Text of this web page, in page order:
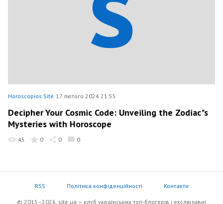
Horoscopios Site 17 лютого 2024 21:55
Decipher Your Cosmic Code: Unveiling the Zodiac"s
Mysteries with Horoscope
45 0 0 0
RSS Політика конфіденційності Контакти
© 2015–2026, site.ua — клуб українських топ-блогерів i екслюзивнi